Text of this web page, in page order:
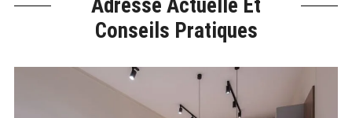
Adresse Actuelle Et
Conseils Pratiques